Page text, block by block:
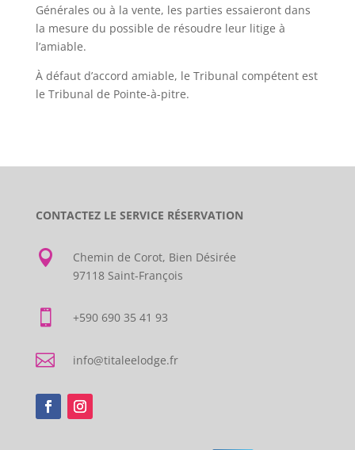
Générales ou à la vente, les parties essaieront dans
la mesure du possible de résoudre leur litige à
l’amiable.
À défaut d’accord amiable, le Tribunal compétent est
le Tribunal de Pointe-à-pitre.
CONTACTEZ LE SERVICE RÉSERVATION

Chemin de Corot, Bien Désirée
97118 Saint-François
 +590 690 35 41 93
 info@titaleelodge.fr